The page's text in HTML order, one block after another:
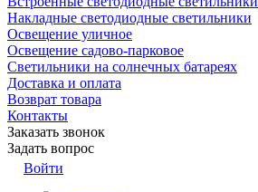
Накладные светодиодные светильники
Освещение уличное
Освещение садово-парковое
Светильники на солнечных батареях
Доставка и оплата
Возврат товара
Контакты
Заказать звонок
Задать вопрос
Войти